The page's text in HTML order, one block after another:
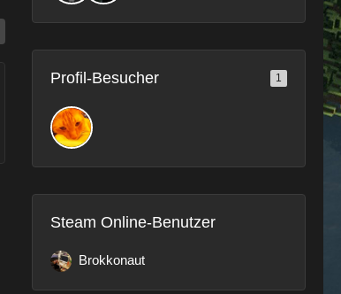
Profil-Besucher 1
Steam Online-Benutzer
Brokkonaut